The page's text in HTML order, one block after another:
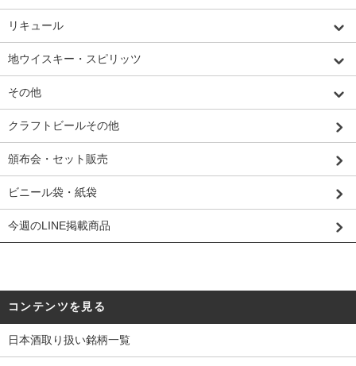
リキュール
地ウイスキー・スピリッツ
その他
クラフトビールその他
頒布会・セット販売
ビニール袋・紙袋
今週のLINE掲載商品
コンテンツを見る
日本酒取り扱い銘柄一覧